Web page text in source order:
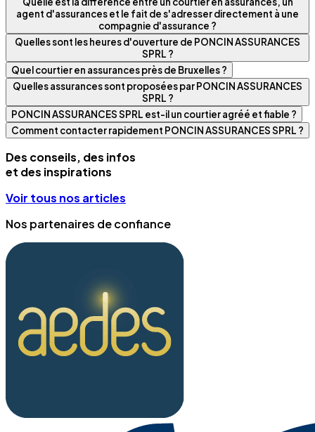
agent d'assurances et le fait de s'adresser directement à une
compagnie d'assurance ?
Quelles sont les heures d'ouverture de PONCIN ASSURANCES
SPRL ?
Quel courtier en assurances près de Bruxelles ?
Quelles assurances sont proposées par PONCIN ASSURANCES
SPRL ?
PONCIN ASSURANCES SPRL est-il un courtier agréé et fiable ?
Comment contacter rapidement PONCIN ASSURANCES SPRL ?
Des conseils, des infos
et des inspirations
Voir tous nos articles
Nos partenaires de confiance